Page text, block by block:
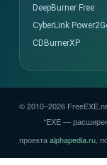
DeepBurner Free
CyberLink
CDBurnerXP
© 2010–2026
*EXE —
проектаalphapedia.ru ,